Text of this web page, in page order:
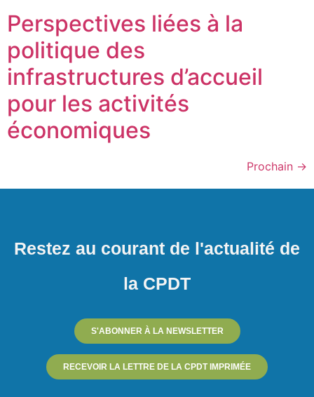
Perspectives liées à la
politique des
infrastructures d’accueil
pour les activités
économiques
Prochain →
Restez au courant de l'actualité de
la CPDT
S'ABONNER À LA NEWSLETTER
RECEVOIR LA LETTRE DE LA CPDT IMPRIMÉE